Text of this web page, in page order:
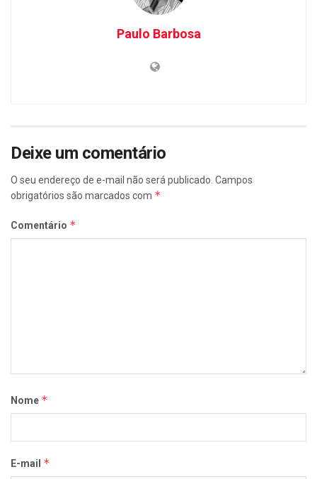
Paulo Barbosa
Deixe um comentário
O seu endereço de e-mail não será publicado. Campos
obrigatórios são marcados com *
Comentário *
Nome *
E-mail *